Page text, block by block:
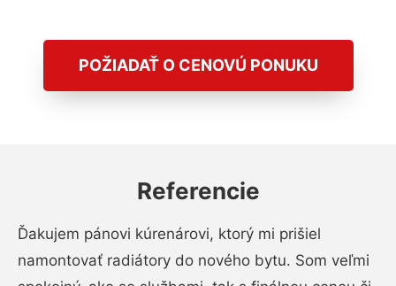
POŽIADAŤ O CENOVÚ PONUKU
Referencie
Ďakujem pánovi kúrenárovi, ktorý mi prišiel
namontovať radiátory do nového bytu. Som veľmi